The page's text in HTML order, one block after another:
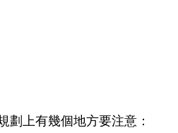
上有幾個地方要注意：